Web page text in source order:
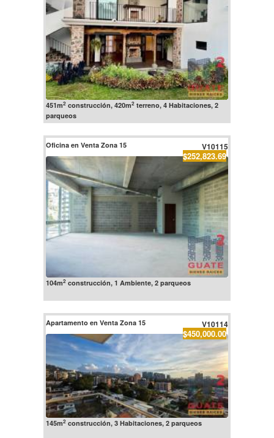
451m2construcción, 420m2terreno, 4 Habitaciones, 2
parqueos
Oficina en Venta Zona 15 V10115
$252,823.69
104m2construcción, 1 Ambiente, 2 parqueos
Apartamento en Venta Zona 15 V10114
$450,000.00
145m2construcción, 3 Habitaciones, 2 parqueos